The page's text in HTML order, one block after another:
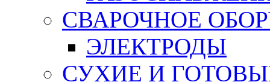
СВАРОЧНОЕ
ЭЛЕКТРОДЫ
СУХИЕ И